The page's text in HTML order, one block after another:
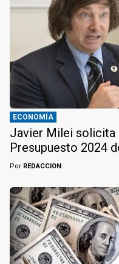
ECONOMÍA
Javier Milei solicita
Presupuesto 2024
Por REDACCION